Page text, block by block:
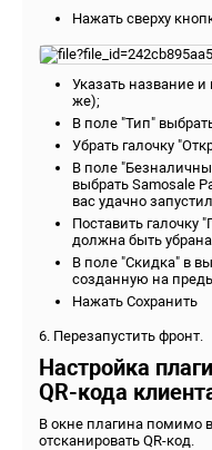
Нажать сверху
Указать название
же);
В поле "Тип"
Убрать галочку
В поле
выбрать Samosale
вас удачно
Поставить галочку
должна быть
В поле "Скидка" в
созданную на
Нажать Сохранить
6. Перезапустить фронт.
Настройка
QR-кода
В окне плагина помимо
отсканировать QR-код.